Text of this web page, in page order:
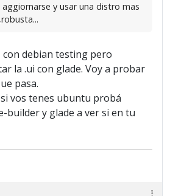
y usar una distro mas
debian testing pero
la .ui con glade. Voy a probar
pasa.
vos tenes ubuntu probá
builder y glade a ver si en tu